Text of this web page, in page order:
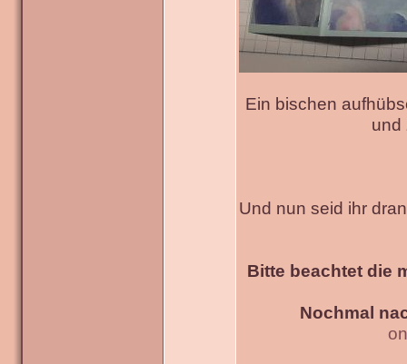
Ein bischen
und
Und nun seid ihr
Bitte beachtet die
Nochmal